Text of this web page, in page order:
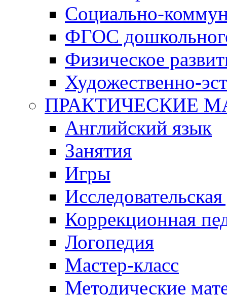
Социально-
ФГОС
Физическое
Художественно-
ПРАКТИЧЕСКИЕ
Английский язык
Занятия
Игры
Коррекционная
Логопедия
Мастер-класс
Методические